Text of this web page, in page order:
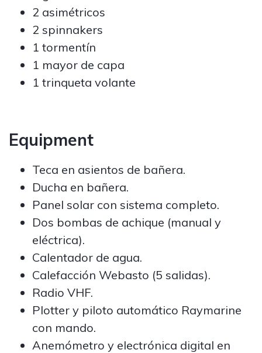
2 asimétricos
2 spinnakers
1 tormentín
1 mayor de capa
1 trinqueta volante
Equipment
Teca en asientos de bañera.
Ducha en bañera.
Panel solar con sistema completo.
Dos bombas de achique (manual y
eléctrica).
Calentador de agua.
Calefacción Webasto (5 salidas).
Radio VHF.
Plotter y piloto automático Raymarine
con mando.
Anemómetro y electrónica digital en